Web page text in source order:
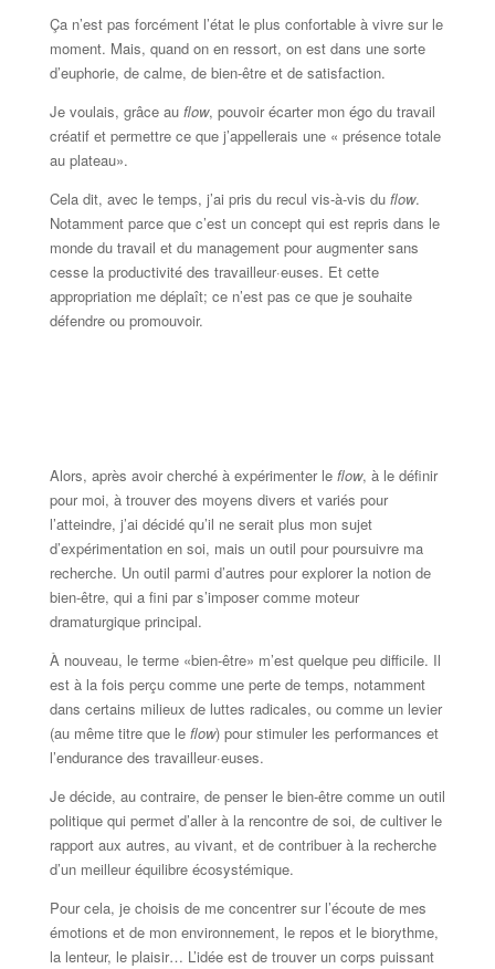
Ça n’est pas forcément l’état le plus confortable à vivre sur le
moment. Mais, quand on en ressort, on est dans une sorte
d’euphorie, de calme, de bien-être et de satisfaction.
Je voulais, grâce au flow, pouvoir écarter mon égo du travail
créatif et permettre ce que j’appellerais une « présence totale
au plateau».
Cela dit, avec le temps, j’ai pris du recul vis-à-vis du flow.
Notamment parce que c’est un concept qui est repris dans le
monde du travail et du management pour augmenter sans
cesse la productivité des travailleur·euses. Et cette
appropriation me déplaît; ce n’est pas ce que je souhaite
défendre ou promouvoir.
Alors, après avoir cherché à expérimenter le flow, à le définir
pour moi, à trouver des moyens divers et variés pour
l’atteindre, j’ai décidé qu’il ne serait plus mon sujet
d’expérimentation en soi, mais un outil pour poursuivre ma
recherche. Un outil parmi d’autres pour explorer la notion de
bien-être, qui a fini par s’imposer comme moteur
dramaturgique principal.
À nouveau, le terme «bien-être» m’est quelque peu difficile. Il
est à la fois perçu comme une perte de temps, notamment
dans certains milieux de luttes radicales, ou comme un levier
(au même titre que le flow) pour stimuler les performances et
l’endurance des travailleur·euses.
Je décide, au contraire, de penser le bien-être comme un outil
politique qui permet d’aller à la rencontre de soi, de cultiver le
rapport aux autres, au vivant, et de contribuer à la recherche
d’un meilleur équilibre écosystémique.
Pour cela, je choisis de me concentrer sur l’écoute de mes
émotions et de mon environnement, le repos et le biorythme,
la lenteur, le plaisir… L’idée est de trouver un corps puissant